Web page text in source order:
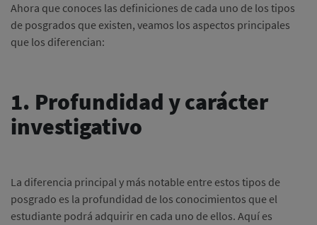
Ahora que conoces las definiciones de cada uno de los tipos
de posgrados que existen, veamos los aspectos principales
que los diferencian:
1. Profundidad y carácter
investigativo
La diferencia principal y más notable entre estos tipos de
posgrado es la profundidad de los conocimientos que el
estudiante podrá adquirir en cada uno de ellos. Aquí es